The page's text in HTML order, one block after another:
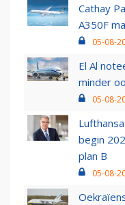
Cathay
A350F
05-08-
El Al
minder
05-08-
begin
plan B
05-08-